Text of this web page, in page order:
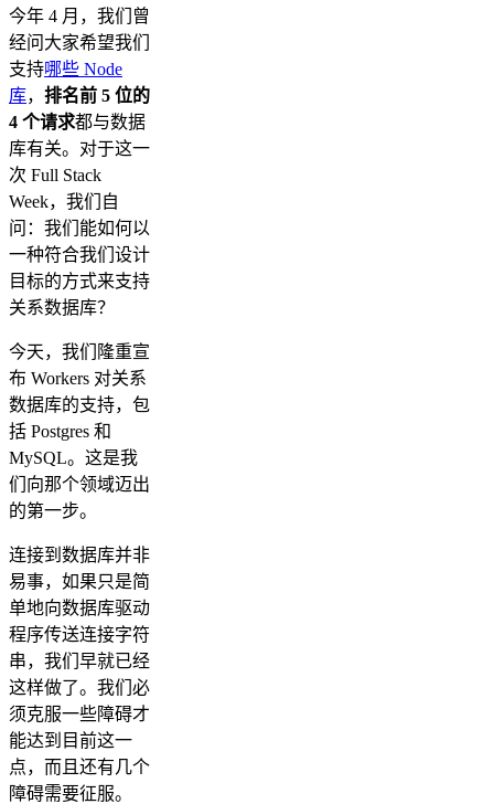
今年 4 月，我们曾
经问大家希望我们
支持哪些 Node
库， 排名前 5 位的
4 个请求都与数据
库有关。对于这一
次 Full Stack
Week，我们自
问：我们能如何以
一种符合我们设计
目标的方式来支持
关系数据库？
今天，我们隆重宣
布 Workers 对关系
数据库的支持，包
括 Postgres 和
MySQL。这是我
们向那个领域迈出
的第一步。
连接到数据库并非
易事，如果只是简
单地向数据库驱动
程序传送连接字符
串，我们早就已经
这样做了。我们必
须克服一些障碍才
能达到目前这一
点，而且还有几个
障碍需要征服。